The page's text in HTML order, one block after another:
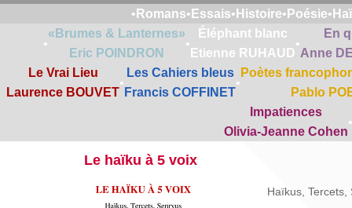
• Romans• Essais• Histoire• Poésie•
•
«Brumes & Lanternes»
Eric POINDRON
•
Éléphant blanc
Etienne RUHAUD
•
En
Anne
Le Vrai Lieu
Laurence BOUVET
•
Les Cahiers bleus
Francis COFFINET
•
Poètes
Pablo
Impatiences
Olivia-Jeanne Cohen
•
Le haïku à 5 voix
Haïkus,